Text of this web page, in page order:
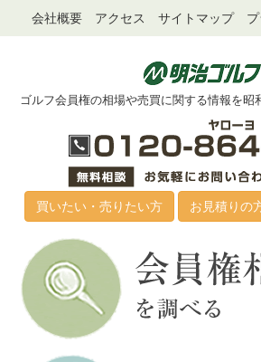
会社概要 アクセス サイトマップ
ゴルフ会員権の相場や売買に関する情報を昭
買いたい・売りたい方 お見積りの